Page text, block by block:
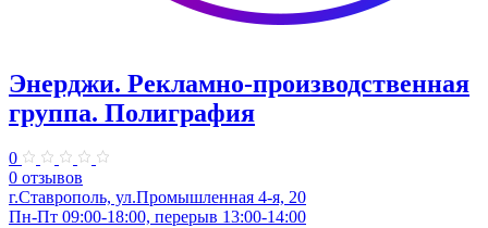
Энерджи. Рекламно-производственная
группа. Полиграфия
0
0 отзывов
г.Ставрополь, ул.Промышленная 4-я, 20
Пн-Пт 09:00-18:00, перерыв 13:00-14:00